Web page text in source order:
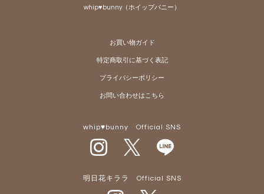
whip♥bunny（ホイップバニー）
お買い物ガイド
特定商取引に基づく表記
プライバシーポリシー
お問い合わせはこちら
whip♥bunny Official SNS
明日花キララ Official SNS